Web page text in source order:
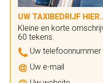
UW TAXIBEDRIJF
Kleine en korte
60 tekens.
Uw telefoonnummer
Uw e-mail